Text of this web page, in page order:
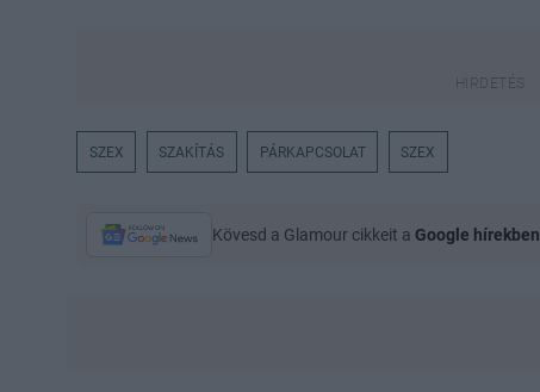
SZEX SZAKÍTÁS PÁRKAPCSOLAT SZEX
Kövesd a Glamour cikkeit a Google hírekben